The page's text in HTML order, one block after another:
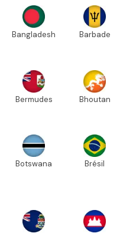
Bangladesh Barbade
Bermudes Bhoutan
Botswana Brésil